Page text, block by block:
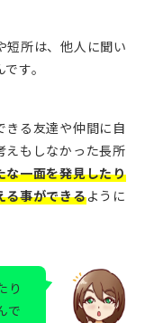
短所は、他人に聞い
す。
きる友達や仲間に自
えもしなかった長所
な一面を発見したり
る事ができるように
り
で